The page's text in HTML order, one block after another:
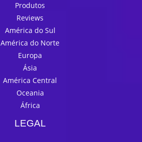
Produtos
Reviews
América do Sul
América do Norte
Europa
Ásia
América Central
Oceania
África
LEGAL